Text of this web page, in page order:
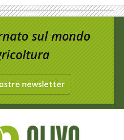
sul mondo
newsletter